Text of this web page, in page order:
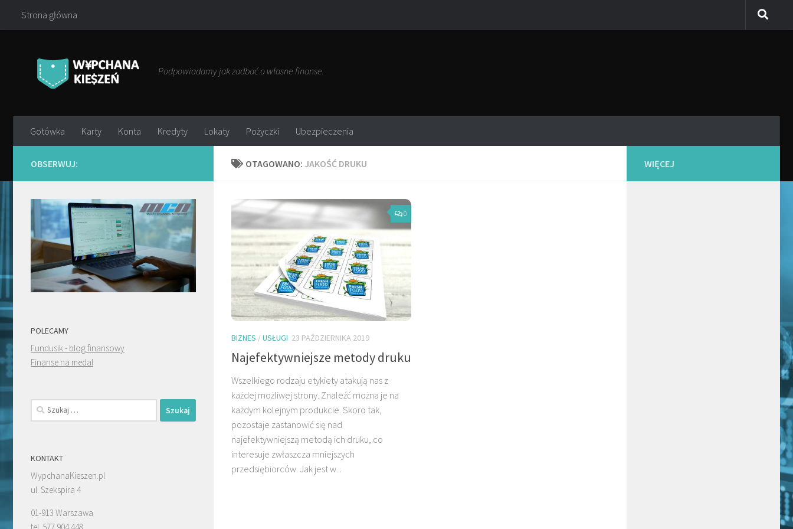
Przejdź do treści
Strona główna
Podpowiadamy jak zadbać o własne finanse.
Gotówka Karty Konta Kredyty Lokaty Pożyczki Ubezpieczenia
OTAGOWANO: JAKOŚĆ DRUKU
0
BIZNES /USŁUGI 23 PAŹDZIERNIKA 2019
Najefektywniejsze metody druku
Wszelkiego rodzaju etykiety atakują nas z
każdej możliwej strony. Znaleźć można je na
każdym kolejnym produkcie. Skoro tak,
pozostaje zastanowić się nad
najefektywniejszą metodą ich druku, co
interesuje zwłaszcza mniejszych
przedsiębiorców. Jak jest w...
OBSERWUJ:
POLECAMY
Fundusik - blog finansowy
Finanse na medal
Szukaj:
KONTAKT
WypchanaKieszen.pl
ul. Szekspira 4
01-913 Warszawa
WIĘCEJ